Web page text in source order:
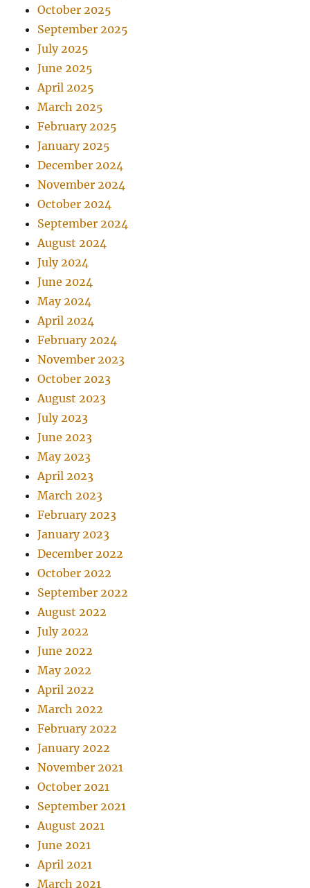
October 2025
September 2025
July 2025
June 2025
April 2025
March 2025
February 2025
January 2025
December 2024
November 2024
October 2024
September 2024
August 2024
July 2024
June 2024
May 2024
April 2024
February 2024
November 2023
October 2023
August 2023
July 2023
June 2023
May 2023
April 2023
March 2023
February 2023
January 2023
December 2022
October 2022
September 2022
August 2022
July 2022
June 2022
May 2022
April 2022
March 2022
February 2022
January 2022
November 2021
October 2021
September 2021
August 2021
June 2021
April 2021
March 2021